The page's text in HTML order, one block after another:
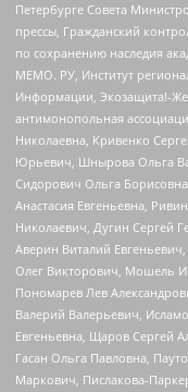
Петербурге Совета
прессы, Гражданский
по сохранению наследия
МЕМО. РУ, Институт
Информации, Экозащита!-
антимонопольная
Николаевна, Кривенко
Юрьевич, Шнырова Ольга
Сидорович Ольга
Анастасия Евгеньевна,
Николаевич, Дугин Сергей
Аверин Виталий
Олег Викторович, Мошель
Пономарев Лев
Валерий Валерьевич,
Евгеньевна, Щаров Сергей
Гасан Ольга Павловна,
Маркович, Пислакова-